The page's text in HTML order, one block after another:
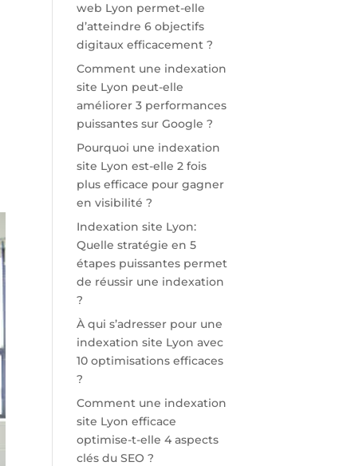
web Lyon permet-elle
d’atteindre 6 objectifs
digitaux efficacement ?
Comment une indexation
site Lyon peut-elle
améliorer 3 performances
puissantes sur Google ?
Pourquoi une indexation
site Lyon est-elle 2 fois
plus efficace pour gagner
en visibilité ?
Indexation site Lyon:
Quelle stratégie en 5
étapes puissantes permet
de réussir une indexation
?
À qui s’adresser pour une
indexation site Lyon avec
10 optimisations efficaces
?
Comment une indexation
site Lyon efficace
optimise-t-elle 4 aspects
clés du SEO ?